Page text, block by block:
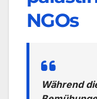
NGOs
Während